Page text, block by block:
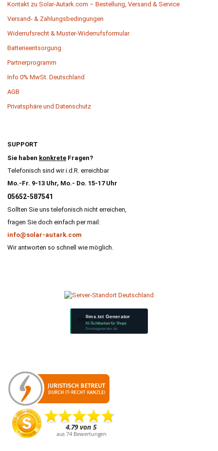
Kontakt zu Solar-Autark.com – Bestellung, Versand & Service
Versand- & Zahlungsbedingungen
Widerrufsrecht & Muster-Widerrufsformular
Batterieentsorgung
Partnerprogramm
Info 0% MwSt. Deutschland
AGB
Privatsphäre und Datenschutz
SUPPORT
Sie haben konkrete Fragen?
Telefonisch sind wir i.d.R. erreichbar
Mo.-Fr. 9-13 Uhr, Mo.- Do. 15-17 Uhr
05652-587541
Sollten Sie uns telefonisch nicht erreichen,
fragen Sie doch einfach per mail:
info@solar-autark.com
Wir antworten so schnell wie möglich.
????
llms.txt Generator
KI-Sichtbarkeit für Shops
llmstxtgenerator.de